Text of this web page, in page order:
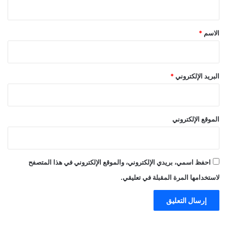
*
الاسم *
البريد الإلكتروني *
الموقع الإلكتروني
احفظ اسمي، بريدي الإلكتروني، والموقع الإلكتروني في هذا المتصفح
لاستخدامها المرة المقبلة في تعليقي.